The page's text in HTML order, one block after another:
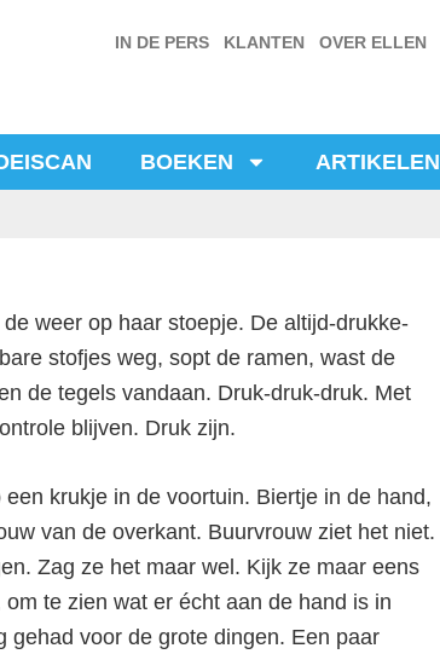
IN DE PERS KLANTEN OVER ELLEN
BOEKEN ARTIKELEN
weer op haar stoepje. De altijd-drukke-
stofjes weg, sopt de ramen, wast de
de tegels vandaan. Druk-druk-druk. Met
blijven. Druk zijn.
krukje in de voortuin. Biertje in de hand,
van de overkant. Buurvrouw ziet het niet.
Zag ze het maar wel. Kijk ze maar eens
te zien wat er écht aan de hand is in
gehad voor de grote dingen. Een paar